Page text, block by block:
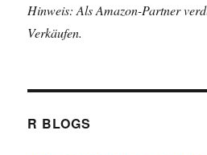
Hinweis: Als Amazon-Partner
Verkäufen.
R BLOGS